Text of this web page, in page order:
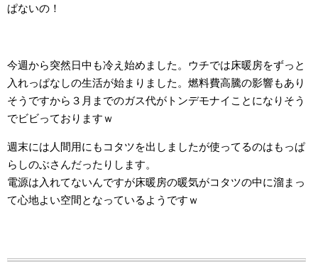
ぱないの！
今週から突然日中も冷え始めました。ウチでは床暖房をずっと
入れっぱなしの生活が始まりました。燃料費高騰の影響もあり
そうですから３月までのガス代がトンデモナイことになりそう
でビビっておりますｗ
週末には人間用にもコタツを出しましたが使ってるのはもっぱ
らしのぶさんだったりします。
電源は入れてないんですが床暖房の暖気がコタツの中に溜まっ
て心地よい空間となっているようですｗ